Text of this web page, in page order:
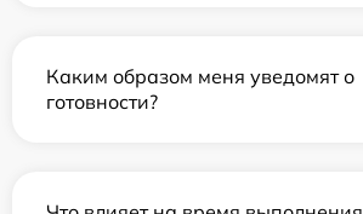
Каким образом меня уведомят о
готовности?